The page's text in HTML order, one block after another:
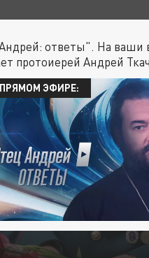
ВОЙНА
ответы". На ваши
протоиерей Андрей
ЭФИРЕ: